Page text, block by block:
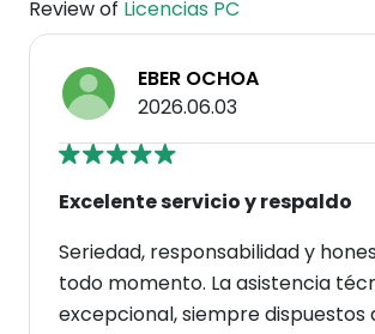
Review of Licencias PC
EBER OCHOA
2026.06.03
Excelente servicio y respaldo
Seriedad, responsabilidad y
todo momento. La asistencia
excepcional, siempre dispuestos